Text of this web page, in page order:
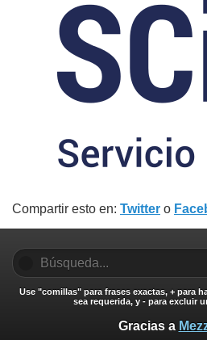
Compartir esto en: Twitter o
Use "comillas" para frases exactas, + para
sea requerida, y - para excluir
Gracias a